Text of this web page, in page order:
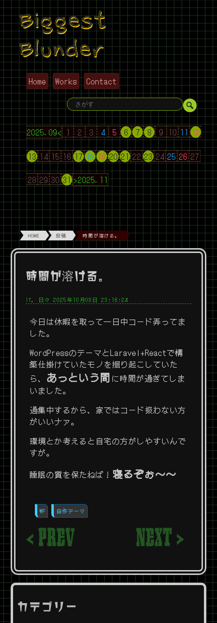
Biggest
Blunder
Home Works Contact
2025.09< 1 2 3 4 5 6 7 8 9 10 11 12
13 14 15 16 17 18 19 20 21 22 23 24 25 26 27
28 29 30 31>2025.11
HOME 投稿 時間が溶ける。
時間が溶ける。
IT, 日々 2025年10月08日 23:16:24
今日は休暇を取って一日中コード弄ってま
した。
WordPressのテーマとLaravel+Reactで構
築仕掛けていたモノを掘り起こしていた
ら、
あっという間 に時間が過ぎてしま
いました。
過集中するから、家ではコード扱わない方
がいいナァ。
環境とか考えると自宅の方がしやすいんで
すが。
睡眠の質を保たねば！ 寝るぞぉ〜〜
WP 自作テーマ
< PREV NEXT >
カテゴリー